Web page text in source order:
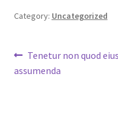
Category: Uncategorized
Post
navigation
Previous
post:
Tenetur non quod eius
assumenda